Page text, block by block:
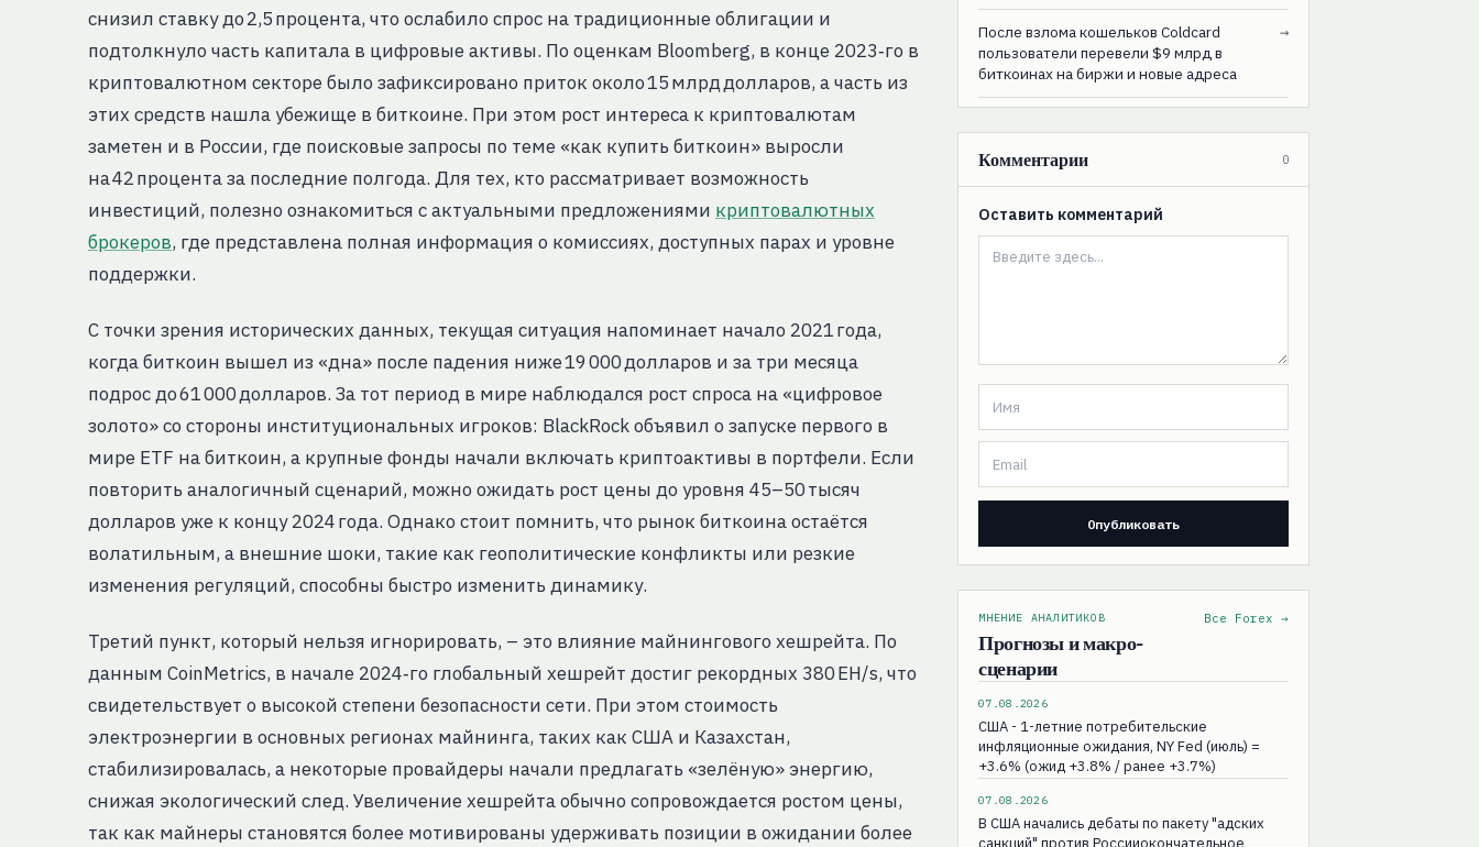
снизил ставку до 2,5 процента, что ослабило спрос на традиционные облигации и
подтолкнуло часть капитала в цифровые активы. По оценкам Bloomberg, в конце 2023‑го в
криптовалютном секторе было зафиксировано приток около 15 млрд долларов, а часть из
этих средств нашла убежище в биткоине. При этом рост интереса к криптовалютам
заметен и в России, где поисковые запросы по теме «как купить биткоин» выросли
на 42 процента за последние полгода. Для тех, кто рассматривает возможность
инвестиций, полезно ознакомиться с актуальными предложениями криптовалютных
брокеров, где представлена полная информация о комиссиях, доступных парах и уровне
поддержки.
С точки зрения исторических данных, текущая ситуация напоминает начало 2021 года,
когда биткоин вышел из «дна» после падения ниже 19 000 долларов и за три месяца
подрос до 61 000 долларов. За тот период в мире наблюдался рост спроса на «цифровое
золото» со стороны институциональных игроков: BlackRock объявил о запуске первого в
мире ETF на биткоин, а крупные фонды начали включать криптоактивы в портфели. Если
повторить аналогичный сценарий, можно ожидать рост цены до уровня 45–50 тысяч
долларов уже к концу 2024 года. Однако стоит помнить, что рынок биткоина остаётся
волатильным, а внешние шоки, такие как геополитические конфликты или резкие
изменения регуляций, способны быстро изменить динамику.
Третий пункт, который нельзя игнорировать, – это влияние майнингового хешрейта. По
данным CoinMetrics, в начале 2024‑го глобальный хешрейт достиг рекордных 380 EH/s, что
свидетельствует о высокой степени безопасности сети. При этом стоимость
электроэнергии в основных регионах майнинга, таких как США и Казахстан,
стабилизировалась, а некоторые провайдеры начали предлагать «зелёную» энергию,
снижая экологический след. Увеличение хешрейта обычно сопровождается ростом цены,
так как майнеры становятся более мотивированы удерживать позиции в ожидании более
После взлома кошельков Coldcard
пользователи перевели $9 млрд в
биткоинах на биржи и новые адреса
→
Комментарии 0
Оставить комментарий
МНЕНИЕ АНАЛИТИКОВ
Прогнозы и макро-
сценарии
Все Forex →
07.08.2026
США - 1-летние потребительские
инфляционные ожидания, NY Fed (июль) =
+3.6% (ожид +3.8% / ранее +3.7%)
07.08.2026
В США начались дебаты по пакету "адских
санкций" против Россииокончательное